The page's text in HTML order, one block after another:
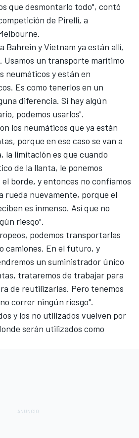
que desmontarlo todo", contó
de Pirelli, a
Bahrein y Vietnam ya están allí,
Usamos un transporte marítimo
neumáticos y están en
Es como tenerlos en un
diferencia. Si hay algún
podemos usarlos".
los neumáticos que ya están
porque en ese caso se van a
la limitación es que cuando
de la llanta, le ponemos
borde, y entonces no confiamos
rueda nuevamente, porque el
es inmenso. Así que no
riesgo".
podemos transportarlas
camiones. En el futuro, y
un suministrador único
trataremos de trabajar para
de reutilizarlas. Pero tenemos
correr ningún riesgo".
y los no utilizados vuelven por
serán utilizados como